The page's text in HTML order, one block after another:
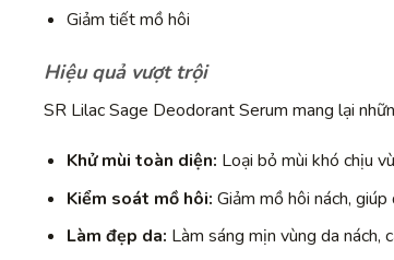
Giảm tiết mồ hôi
Hiệu quả vượt trội
SR Lilac Sage Deodorant Serum mang lại
Khử mùi toàn diện: Loại bỏ mùi khó chịu
Kiểm soát mồ hôi: Giảm mồ hôi nách,
Làm đẹp da: Làm sáng mịn vùng da nách,